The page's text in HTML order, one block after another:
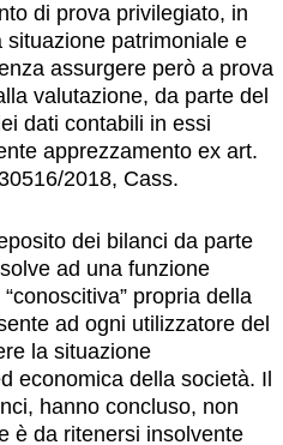
di prova privilegiato, in
patrimoniale e
assurgere però a prova
valutazione, da parte del
dati contabili in essi
apprezzamento ex art.
2018, Cass.
dei bilanci da parte
ad una funzione
propria della
ad ogni utilizzatore del
la situazione
economica della società. Il
hanno concluso, non
è da ritenersi insolvente